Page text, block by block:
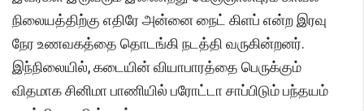
நிலையத்திற்கு எதிரே அன்னை நைட் கிளப் என்ற இரவு
நேர உணவகத்தை தொடங்கி நடத்தி வருகின்றனர்.
இந்நிலையில், கடையின் வியாபாரத்தை பெருக்கும்
விதமாக சினிமா பாணியில் பரோட்டா சாப்பிடும் பந்தயம்